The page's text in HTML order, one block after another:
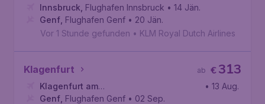
Innsbruck Flughafen Innsbruck • 14 Jän.
Genf Flughafen Genf • 20 Jän.
Vor 1 Stunde gefunden • KLM Royal Dutch Airlines
Klagenfurt €313
ab
Klagenfurt am
Wörthersee, Flughafen Klagenfurt
• 13 Aug.
Genf Flughafen Genf • 02 Sep.